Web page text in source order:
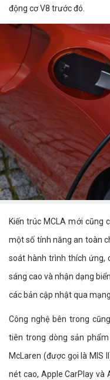
động cơ V8 trước đó.
Kiến trúc MCLA mới cũng
một số tính năng an toàn
soát hành trình thích ứng,
sáng cao và nhận dạng
các bản cập nhật qua mạng.
Công nghệ bên trong
tiên trong dòng sản
McLaren (được gọi là MIS
nét cao, Apple CarPlay và